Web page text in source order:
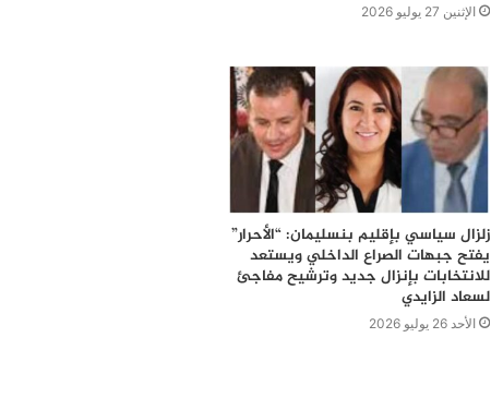
الإثنين 27 يوليو 2026
زلزال سياسي بإقليم بنسليمان: “الأحرار”
يفتح جبهات الصراع الداخلي ويستعد
للانتخابات بإنزال جديد وترشيح مفاجئ
لسعاد الزايدي
الأحد 26 يوليو 2026